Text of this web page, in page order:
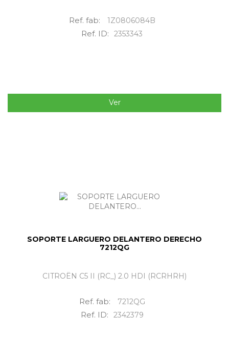
Ref. fab: 1Z0806084B
Ref. ID: 2353343
Ver
SOPORTE LARGUERO DELANTERO DERECHO
7212QG
CITROËN C5 II (RC_) 2.0 HDI (RCRHRH)
Ref. fab: 7212QG
Ref. ID: 2342379